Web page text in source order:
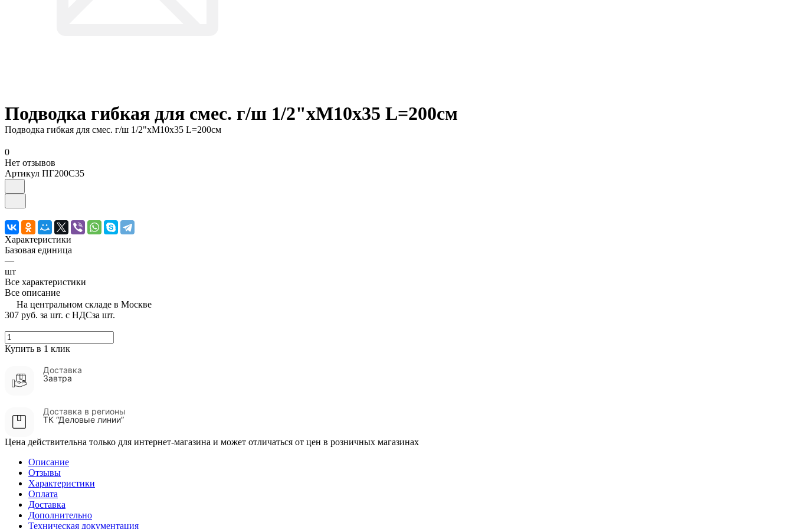
Подводка гибкая для смес. г/ш 1/2"хМ10х35 L=200см
Подводка гибкая для смес. г/ш 1/2"хМ10х35 L=200см
0
Нет отзывов
Артикул ПГ200С35
Характеристики
Базовая единица
—
шт
Все характеристики
Все описание
На центральном складе в Москве
307 руб. за шт. с НДСза шт.
Купить в 1 клик
Доставка
Завтра
Доставка в регионы
ТК “Деловые линии”
Цена действительна только для интернет-магазина и может отличаться от цен в розничных магазинах
Описание
Отзывы
Характеристики
Оплата
Доставка
Дополнительно
Техническая документация